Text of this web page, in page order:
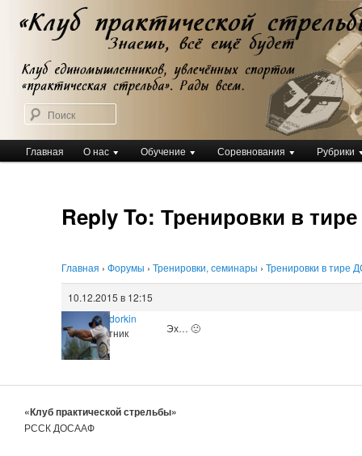
Перейти
основному
содержимому
Клуб практической стрельбы
Клуб практической стрельбы
Главное
меню
Главная О нас Обучение Соревнования Рубрики
Reply To: Тренировки в
Главная › Форумы › Тренировки, семинары › Тренировки в тире
10.12.2015 в 12:15
Dmitry Sidorkin
Участник
Эх… 🙁
«Клуб практической стрельбы»
РССК ДОСААФ